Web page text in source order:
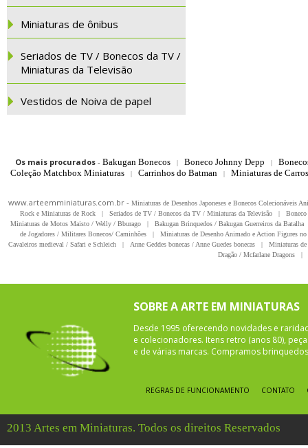
Miniaturas de ônibus
Seriados de TV / Bonecos da TV /
Miniaturas da Televisão
Vestidos de Noiva de papel
Os mais procurados- Bakugan Bonecos | Boneco Johnny Depp |
Coleção Matchbox Miniaturas
| Carrinhos do Batman | Miniaturas de
www.arteemminiaturas.com.br - Miniaturas de Desenhos Japoneses e Bonecos Colecionáveis
Rock e Miniaturas de Rock
| Seriados de TV / Bonecos da TV / Miniaturas da Televisão |
Miniaturas de Motos Maisto / Welly / Bburago
| Bakugan Brinquedos / Bakugan Guerreiros da Batalha
de Jogadores / Militares Bonecos/ Caminhões
|
Miniaturas de Desenho Animado e Action Figures
Cavaleiros medieval / Safari e Schleich
| Anne Geddes bonecas / Anne Guedes bonecas |
Miniaturas
Dragão / Mcfarlane Dragons
|
SOBRE A ARTE EM MINIATURAS
Desde 1995 oferecendo novidades e
e colecionadores. Itens retro (anos 80),
e de várias marcas. Compramos
REGRAS DE FUNCIONAMENTO CONTATO
2013 Artes em Miniaturas. Todos os direitos Reservados